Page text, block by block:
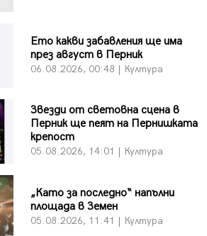
Ето какви забавления ще има
през август в Перник
06.08.2026, 00:48 | Култура
Звезди от световна сцена в
Перник ще пеят на Пернишката
крепост
05.08.2026, 14:01 | Култура
„Като за последно“ напълни
площада в Земен
05.08.2026, 11:41 | Култура